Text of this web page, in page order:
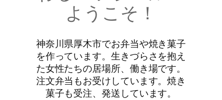
ようこそ！
神奈川県厚木市でお弁当や焼き菓子
を作っています。生きづらさを抱え
た女性たちの居場所、働き場です。
注文弁当もお受けしています。焼き
菓子も受注、発送しています。